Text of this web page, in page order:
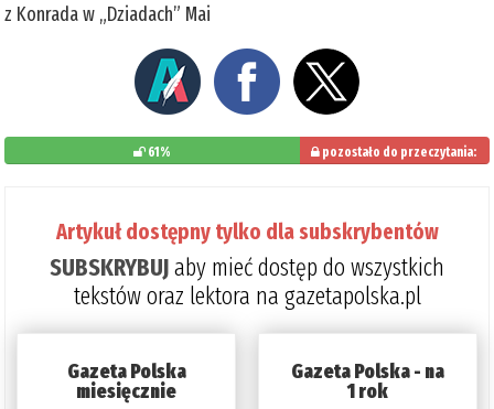
z Konrada w „Dziadach” Mai
61%
pozostało do przeczytania:
Artykuł dostępny tylko dla subskrybentów
SUBSKRYBUJaby mieć dostęp do wszystkich
tekstów oraz lektora na gazetapolska.pl
Gazeta Polska
miesięcznie
Gazeta Polska - na
1 rok